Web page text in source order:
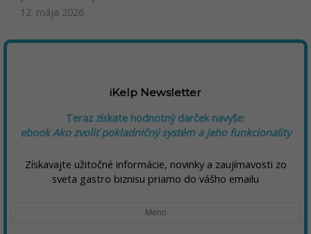
12. mája 2026
iKelp Newsletter
Teraz získate hodnotný darček navyše:
ebook Ako zvoliť pokladničný systém a jeho funkcionality
Získavajte užitočné informácie, novinky a zaujímavosti zo
sveta gastro biznisu priamo do vášho emailu